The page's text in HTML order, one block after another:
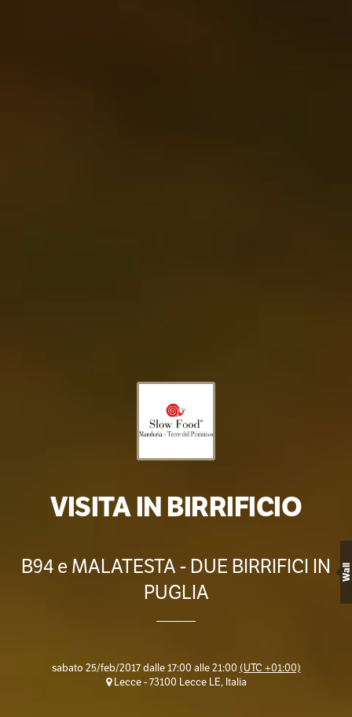
VISITA IN BIRRIFICIO
B94 e MALATESTA - DUE BIRRIFICI IN
PUGLIA
sabato 25/feb/2017 dalle 17:00 alle 21:00 (UTC +01:00)
Lecce - 73100 Lecce LE, Italia
Wall